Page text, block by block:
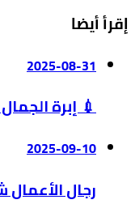
إقرأ أيضا
2025-08-31
💉 إبرة
2025-09-10
رجال